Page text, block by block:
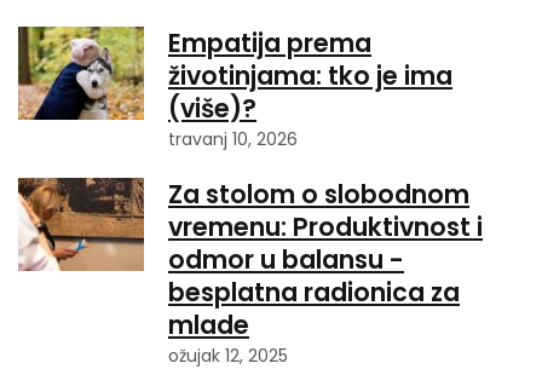
Empatija prema
životinjama: tko je ima
(više)?
travanj 10, 2026
Za stolom o slobodnom
vremenu: Produktivnost i
odmor u balansu -
besplatna radionica za
mlade
ožujak 12, 2025